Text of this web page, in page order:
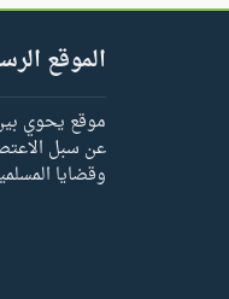
الموقع
موقع يحوي
عن سبل
وقضايا